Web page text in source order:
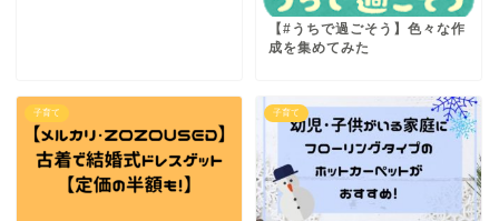
【#うちで過ごそう】色々な作
成を集めてみた
子育て 子育て